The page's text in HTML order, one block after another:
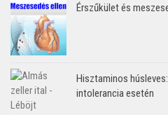
Érszűkület és
Hisztaminos
intolerancia esetén